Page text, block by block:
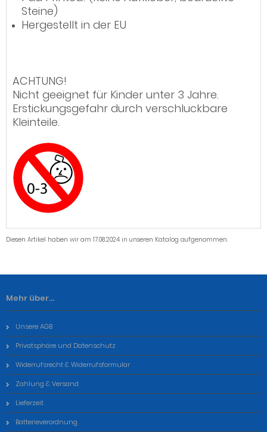
Steine)
Hergestellt in der EU
ACHTUNG!
Nicht geeignet für Kinder unter 3 Jahre.
Erstickungsgefahr durch verschluckbare
Kleinteile.
Diesen Artikel haben wir am 17.08.2024 in unseren Katalog aufgenommen.
Mehr über...
Unsere AGB
Privatsphäre und Datenschutz
Widerrufsrecht & Widerrufsformular
Zahlung & Versand
Lieferzeit
Batterieverordnung